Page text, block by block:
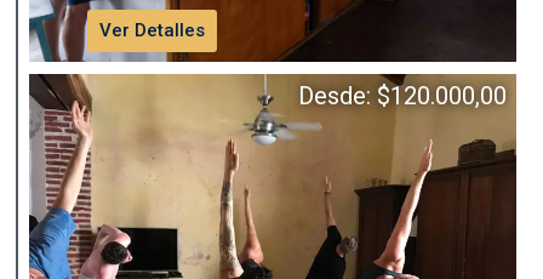
Ver Detalles
Desde: $120.000,00